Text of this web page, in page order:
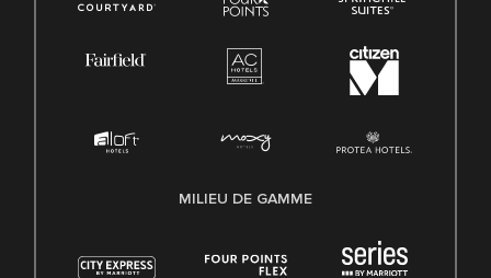
MILIEU DE GAMME